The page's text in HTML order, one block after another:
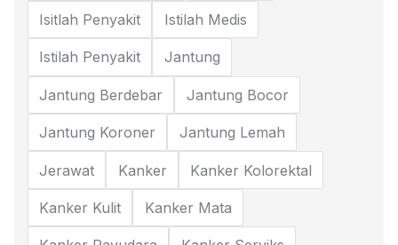
Isitlah Penyakit Istilah Medis
Istilah Penyakit Jantung
Jantung Berdebar Jantung Bocor
Jantung Koroner Jantung Lemah
Jerawat Kanker Kanker Kolorektal
Kanker Kulit Kanker Mata